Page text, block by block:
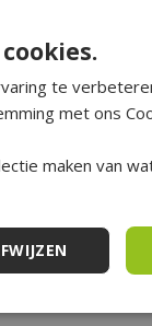
Zet op verlanglijst
te
met ons
maken van